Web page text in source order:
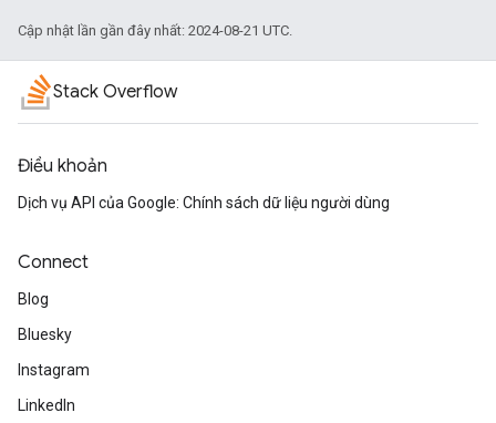
Cập nhật lần gần đây nhất: 2024-08-21 UTC.
Stack Overflow
Điều khoản
Dịch vụ API của Google: Chính sách dữ liệu người dùng
Connect
Blog
Bluesky
Instagram
LinkedIn